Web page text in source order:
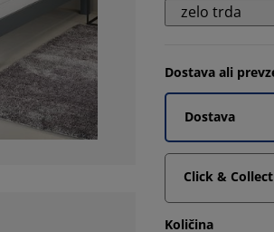
zelo trda
Dostava ali
Dostava
Click & Collect
Količina